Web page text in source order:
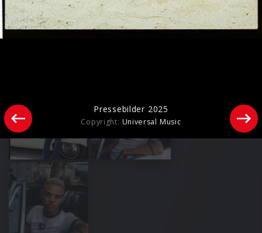
Pressebilder 2025
Copyright: Universal Music